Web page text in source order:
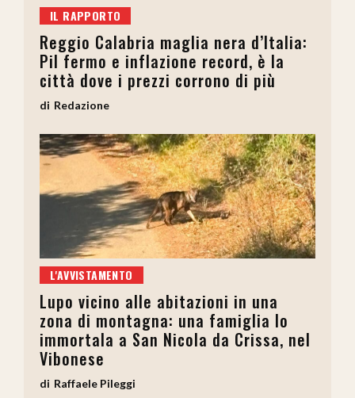
IL RAPPORTO
Reggio Calabria maglia nera d’Italia:
Pil fermo e inflazione record, è la
città dove i prezzi corrono di più
Redazione
L'AVVISTAMENTO
Lupo vicino alle abitazioni in una
zona di montagna: una famiglia lo
immortala a San Nicola da Crissa, nel
Vibonese
Raffaele Pileggi